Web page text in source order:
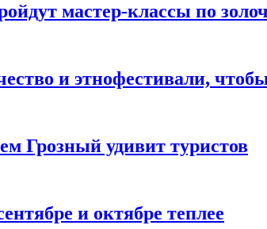
мастер-классы по
и этнофестивали,
Грозный удивит туристов
и октябре теплее